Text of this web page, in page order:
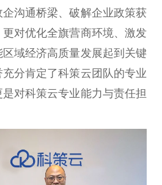
沟通桥梁、破解企业政策获
对优化全旗营商环境、激发
域经济高质量发展起到关键
分肯定了科策云团队的专业
对科策云专业能力与责任担